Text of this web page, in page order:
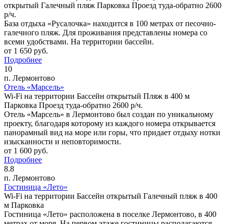
открытый Галечный пляж Парковка Проезд туда-обратно 2600
р/ч.
База отдыха «Русалочка» находится в 100 метрах от песочно-
галечного пляж. Для проживания представлены номера со
всеми удобствами. На территории бассейн.
от 1 650 руб.
Подробнее
10
п. Лермонтово
Отель «Марсель»
Wi-Fi на территории Бассейн открытый Пляж в 400 м
Парковка Проезд туда-обратно 2600 р/ч.
Отель «Марсель» в Лермонтово был создан по уникальному
проекту, благодаря которому из каждого номера открывается
панорамный вид на море или горы, что придает отдыху нотки
изысканности и неповторимости.
от 1 600 руб.
Подробнее
8.8
п. Лермонтово
Гостиница «Лето»
Wi-Fi на территории Бассейн открытый Галечный пляж в 400
м Парковка
Гостиница «Лето» расположена в поселке Лермонтово, в 400